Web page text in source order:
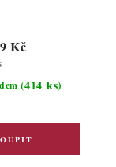
(414 ks)
9 Kč